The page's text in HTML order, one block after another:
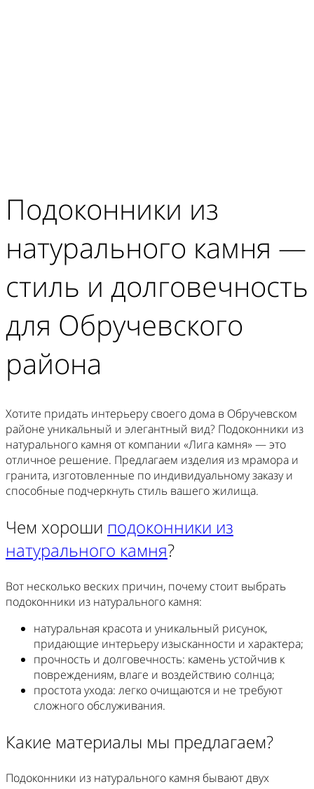
Подоконники из
натурального камня —
стиль и долговечность
для Обручевского
района
Хотите придать интерьеру своего дома в Обручевском
районе уникальный и элегантный вид? Подоконники из
натурального камня от компании «Лига камня» — это
отличное решение. Предлагаем изделия из мрамора и
гранита, изготовленные по индивидуальному заказу и
способные подчеркнуть стиль вашего жилища.
Чем хороши подоконники из
натурального камня?
Вот несколько веских причин, почему стоит выбрать
подоконники из натурального камня:
натуральная красота и уникальный рисунок,
придающие интерьеру изысканности и характера;
прочность и долговечность: камень устойчив к
повреждениям, влаге и воздействию солнца;
простота ухода: легко очищаются и не требуют
сложного обслуживания.
Какие материалы мы предлагаем?
Подоконники из натурального камня бывают двух